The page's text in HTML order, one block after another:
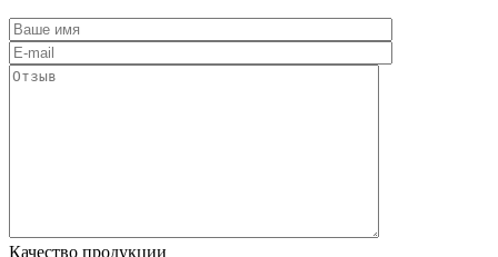
Качество продукции